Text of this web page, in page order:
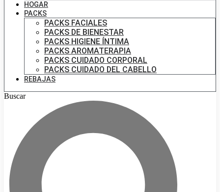
HOGAR
PACKS
PACKS FACIALES
PACKS DE BIENESTAR
PACKS HIGIENE ÍNTIMA
PACKS AROMATERAPIA
PACKS CUIDADO CORPORAL
PACKS CUIDADO DEL CABELLO
REBAJAS
Buscar